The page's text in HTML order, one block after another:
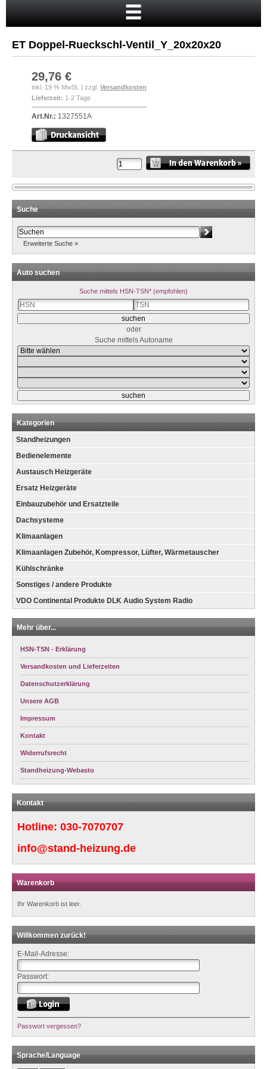
Mein Konto
Neukunde?
Kasse
Anmelden
ET Doppel-Rueckschl-Ventil_Y_20x20x20
29,76 €
inkl. 19 % MwSt. | zzgl. Versandkosten
Lieferzeit: 1-2 Tage
Art.Nr.: 1327551A
Suche
Erweiterte Suche »
Auto suchen
Suche mittels HSN-TSN* (empfohlen)
oder
Suche mittels Autoname
Kategorien
Standheizungen
Bedienelemente
Austausch Heizgeräte
Ersatz Heizgeräte
Einbauzubehör und Ersatzteile
Dachsysteme
Klimaanlagen
Klimaanlagen Zubehör, Kompressor, Lüfter, Wärmetauscher
Kühlschränke
Sonstiges / andere Produkte
VDO Continental Produkte DLK Audio System Radio
Mehr über...
HSN-TSN - Erklärung
Versandkosten und Lieferzeiten
Datenschutzerklärung
Unsere AGB
Impressum
Kontakt
Widerrufsrecht
Standheizung-Webasto
Kontakt
Hotline: 030-7070707
info@stand-heizung.de
Warenkorb
Ihr Warenkorb ist leer.
Willkommen zurück!
E-Mail-Adresse:
Passwort:
Passwort vergessen?
Sprache/Language